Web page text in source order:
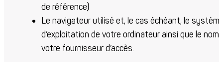
de référence)
Le navigateur utilisé et, le cas échéant, le
d’exploitation de votre ordinateur ainsi que le nom
votre fournisseur d’accès.